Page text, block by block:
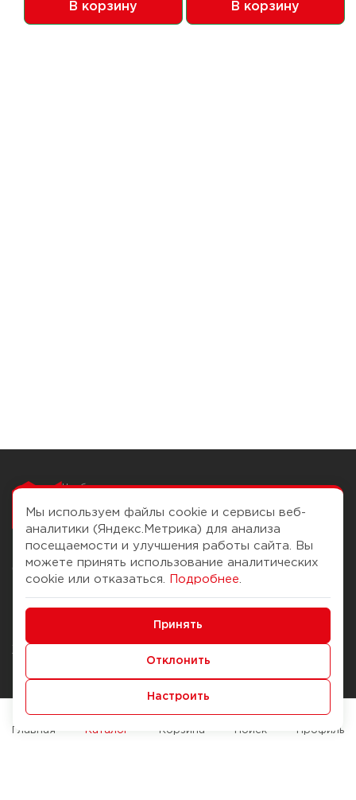
В корзину В корзину
Чтобы вам легко
О компании
История Компании
Журнал
Наши марки
Брендирование
Помощь
Доставка и оплата
Способы оплаты
Служба контроля качества
Мы используем файлы cookie и сервисы веб-
аналитики (Яндекс.Метрика) для анализа
посещаемости и улучшения работы сайта. Вы
можете принять использование аналитических
cookie или отказаться.
Подробнее
Принять
Отклонить
Настроить
Главная Каталог Корзина Поиск Профиль